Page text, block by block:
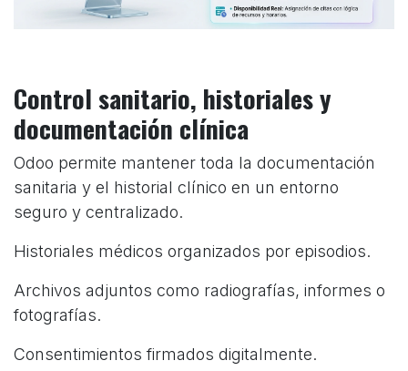
Control sanitario, historiales y
documentación clínica
Odoo permite mantener toda la documentación
sanitaria y el historial clínico en un entorno
seguro y centralizado.
Historiales médicos organizados por episodios.
Archivos adjuntos como radiografías, informes o
fotografías.
Consentimientos firmados digitalmente.